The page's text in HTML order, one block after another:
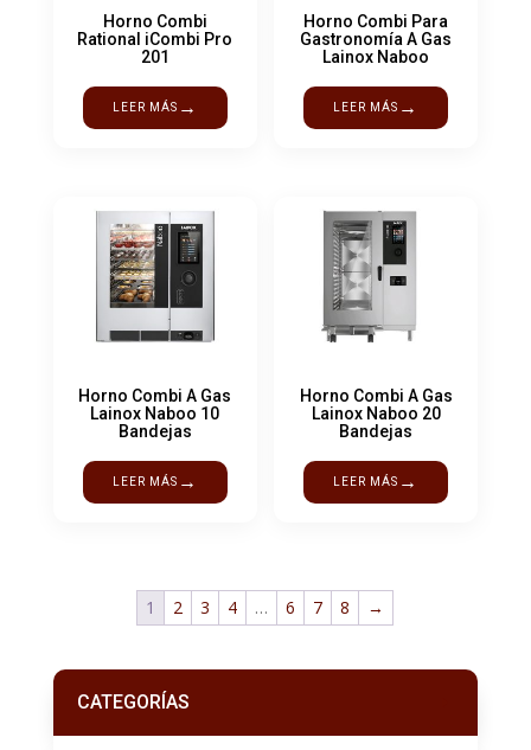
Horno Combi
Rational iCombi Pro
201
LEER MÁS →
Horno Combi Para
Gastronomía A Gas
Lainox Naboo
LEER MÁS →
Horno Combi A Gas
Lainox Naboo 10
Bandejas
LEER MÁS →
Horno Combi A Gas
Lainox Naboo 20
Bandejas
LEER MÁS →
1 2 3 4 … 6 7 8 →
CATEGORÍAS